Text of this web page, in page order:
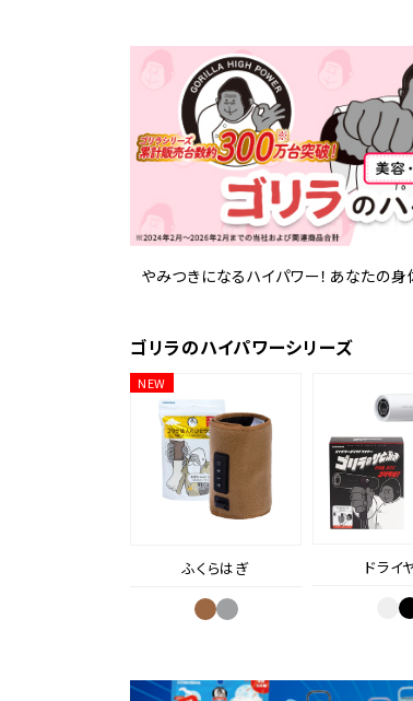
やみつきになるハイパワー！あなたの身
ゴリラのハイパワーシリーズ
NEW
ふくらはぎ ドライ